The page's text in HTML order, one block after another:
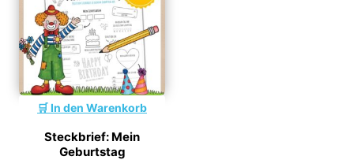
In den Warenkorb
Steckbrief: Mein
Geburtstag